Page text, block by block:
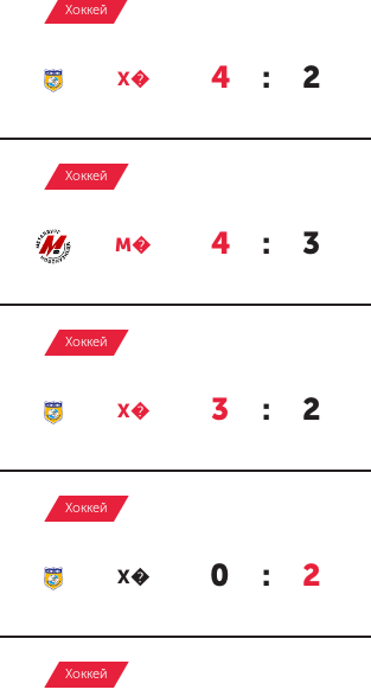
Хоккей
Х� 4 : 2
Хоккей
М� 4 : 3
Хоккей
Х� 3 : 2
Хоккей
Х� 0 : 2
Хоккей